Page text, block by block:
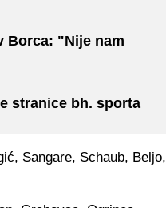
Borca: "Nije nam
stranice bh. sporta
Sangare, Schaub, Beljo,